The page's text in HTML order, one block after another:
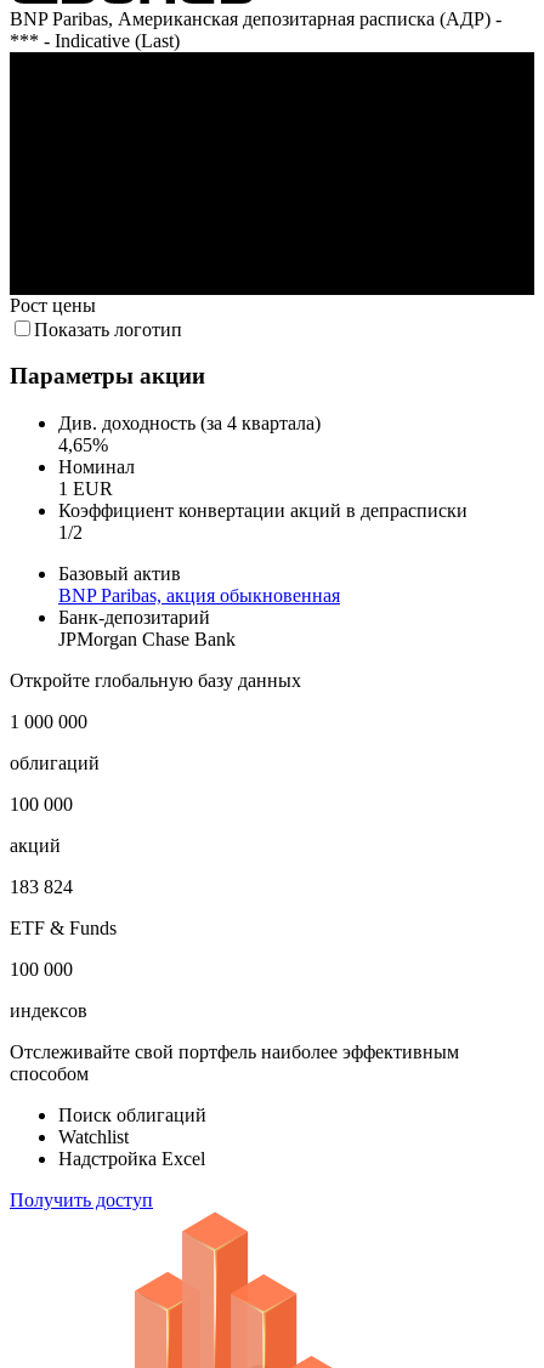
BNP Paribas, Американская депозитарная расписка (АДР) -
*** - Indicative (Last)
Рост цены
Показать логотип
Параметры акции
Див. доходность (за 4 квартала)
4,65%
Номинал
1 EUR
Коэффициент конвертации акций в депрасписки
1/2
Базовый актив
BNP Paribas, акция обыкновенная
Банк-депозитарий
JPMorgan Chase Bank
Откройте глобальную базу данных
1 000 000
облигаций
100 000
акций
183 824
ETF & Funds
100 000
индексов
Отслеживайте свой портфель наиболее эффективным
способом
Поиск облигаций
Watchlist
Надстройка Excel
Получить доступ